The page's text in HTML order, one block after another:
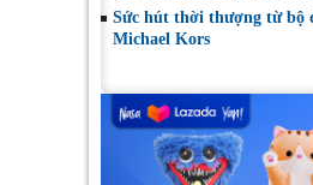
Sức hút thời thượng từ bộ
Michael Kors